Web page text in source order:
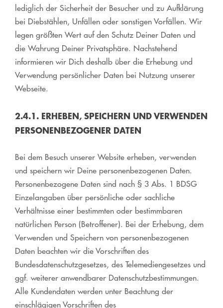
lediglich der Sicherheit der Besucher und zu Aufklärung
bei Diebstählen, Unfällen oder sonstigen Vorfällen. Wir
legen größten Wert auf den Schutz Deiner Daten und
die Wahrung Deiner Privatsphäre. Nachstehend
informieren wir Dich deshalb über die Erhebung und
Verwendung persönlicher Daten bei Nutzung unserer
Webseite.
2.4.1. ERHEBEN, SPEICHERN UND VERWENDEN
PERSONENBEZOGENER DATEN
Bei dem Besuch unserer Website erheben, verwenden
und speichern wir Deine personenbezogenen Daten.
Personenbezogene Daten sind nach § 3 Abs. 1 BDSG
Einzelangaben über persönliche oder sachliche
Verhältnisse einer bestimmten oder bestimmbaren
natürlichen Person (Betroffener). Bei der Erhebung, dem
Verwenden und Speichern von personenbezogenen
Daten beachten wir die Vorschriften des
Bundesdatenschutzgesetzes, des Telemediengesetzes und
ggf. weiterer anwendbarer Datenschutzbestimmungen.
Alle Kundendaten werden unter Beachtung der
einschlägigen Vorschriften des